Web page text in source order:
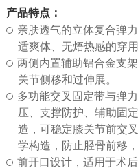
中
心
医
学
常
产品特点：
亲肤透气的立体复合弹
适爽体、无焐热感的穿用
两侧内置辅助铝合金支
关节侧移和过伸展。
多功能交叉固定带与弹
压、支撑防护、辅助固
造，可稳定膝关节前交
学构造，防止胫骨前移
前开口设计，适用于术